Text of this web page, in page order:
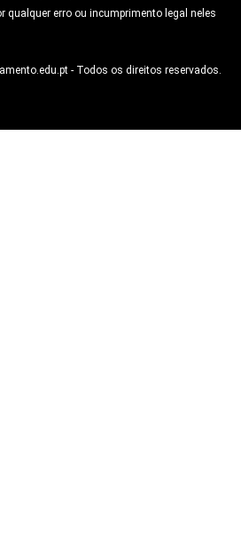
qualquer erro ou incumprimento legal neles
- Todos os direitos reservados.